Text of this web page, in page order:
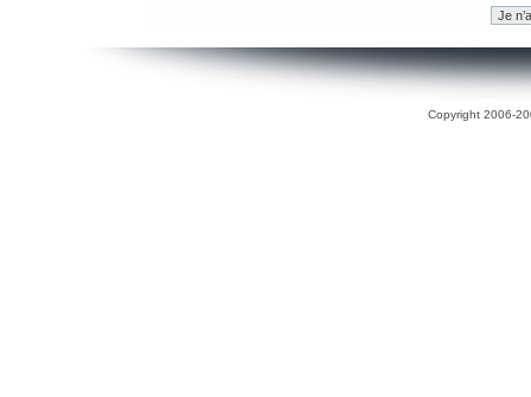
Copyright 2006-